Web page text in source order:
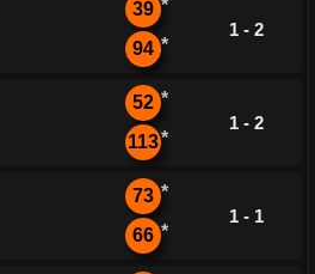
39 *
94 *
1 - 2
52 *
113*
1 - 2
73 *
66 *
1 - 1